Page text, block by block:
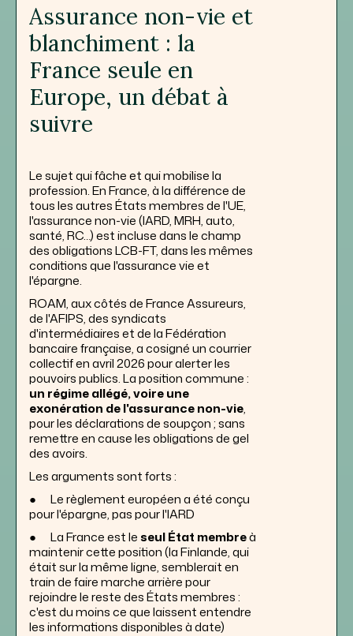
Assurance non-vie et
blanchiment : la
France seule en
Europe, un débat à
suivre
Le sujet qui fâche et qui mobilise la
profession. En France, à la différence de
tous les autres États membres de l'UE,
l'assurance non-vie (IARD, MRH, auto,
santé, RC…) est incluse dans le champ
des obligations LCB-FT, dans les mêmes
conditions que l'assurance vie et
l'épargne.
ROAM, aux côtés de France Assureurs,
de l'AFIPS, des syndicats
d'intermédiaires et de la Fédération
bancaire française, a cosigné un courrier
collectif en avril 2026 pour alerter les
pouvoirs publics. La position commune :
un régime allégé, voire une
exonération de l'assurance non-vie,
pour les déclarations de soupçon ; sans
remettre en cause les obligations de gel
des avoirs.
Les arguments sont forts :
● Le règlement européen a été conçu
pour l'épargne, pas pour l'IARD
● La France est le seul État membreà
maintenir cette position (la Finlande, qui
était sur la même ligne, semblerait en
train de faire marche arrière pour
rejoindre le reste des États membres :
c'est du moins ce que laissent entendre
les informations disponibles à date)